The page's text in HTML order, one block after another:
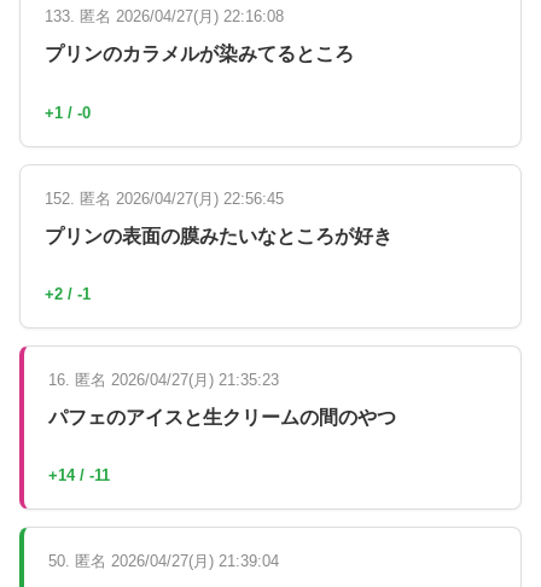
133. 匿名 2026/04/27(月) 22:16:08
プリンのカラメルが染みてるところ
+1 / -0
152. 匿名 2026/04/27(月) 22:56:45
プリンの表面の膜みたいなところが好き
+2 / -1
16. 匿名 2026/04/27(月) 21:35:23
パフェのアイスと生クリームの間のやつ
+14 / -11
50. 匿名 2026/04/27(月) 21:39:04